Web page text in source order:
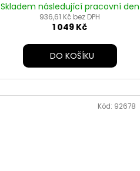
Skladem následující pracovní den
936,61 Kč bez DPH
1 049 Kč
DO KOŠÍKU
Kód: 92678